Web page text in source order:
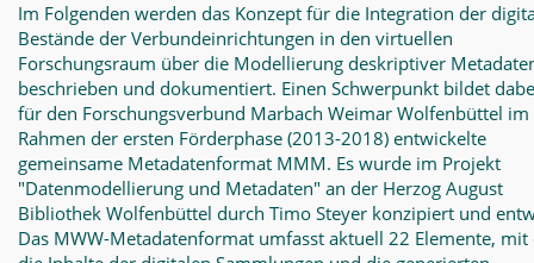
Im Folgenden werden das Konzept für die Integration der
Bestände der Verbundeinrichtungen in den virtuellen
Forschungsraum über die Modellierung deskriptiver
beschrieben und dokumentiert. Einen Schwerpunkt bildet
für den Forschungsverbund Marbach Weimar Wolfenbüttel im
Rahmen der ersten Förderphase (2013-2018) entwickelte
gemeinsame Metadatenformat MMM. Es wurde im Projekt
"Datenmodellierung und Metadaten" an der Herzog August
Bibliothek Wolfenbüttel durch Timo Steyer konzipiert und
Das MWW-Metadatenformat umfasst aktuell 22 Elemente, mit